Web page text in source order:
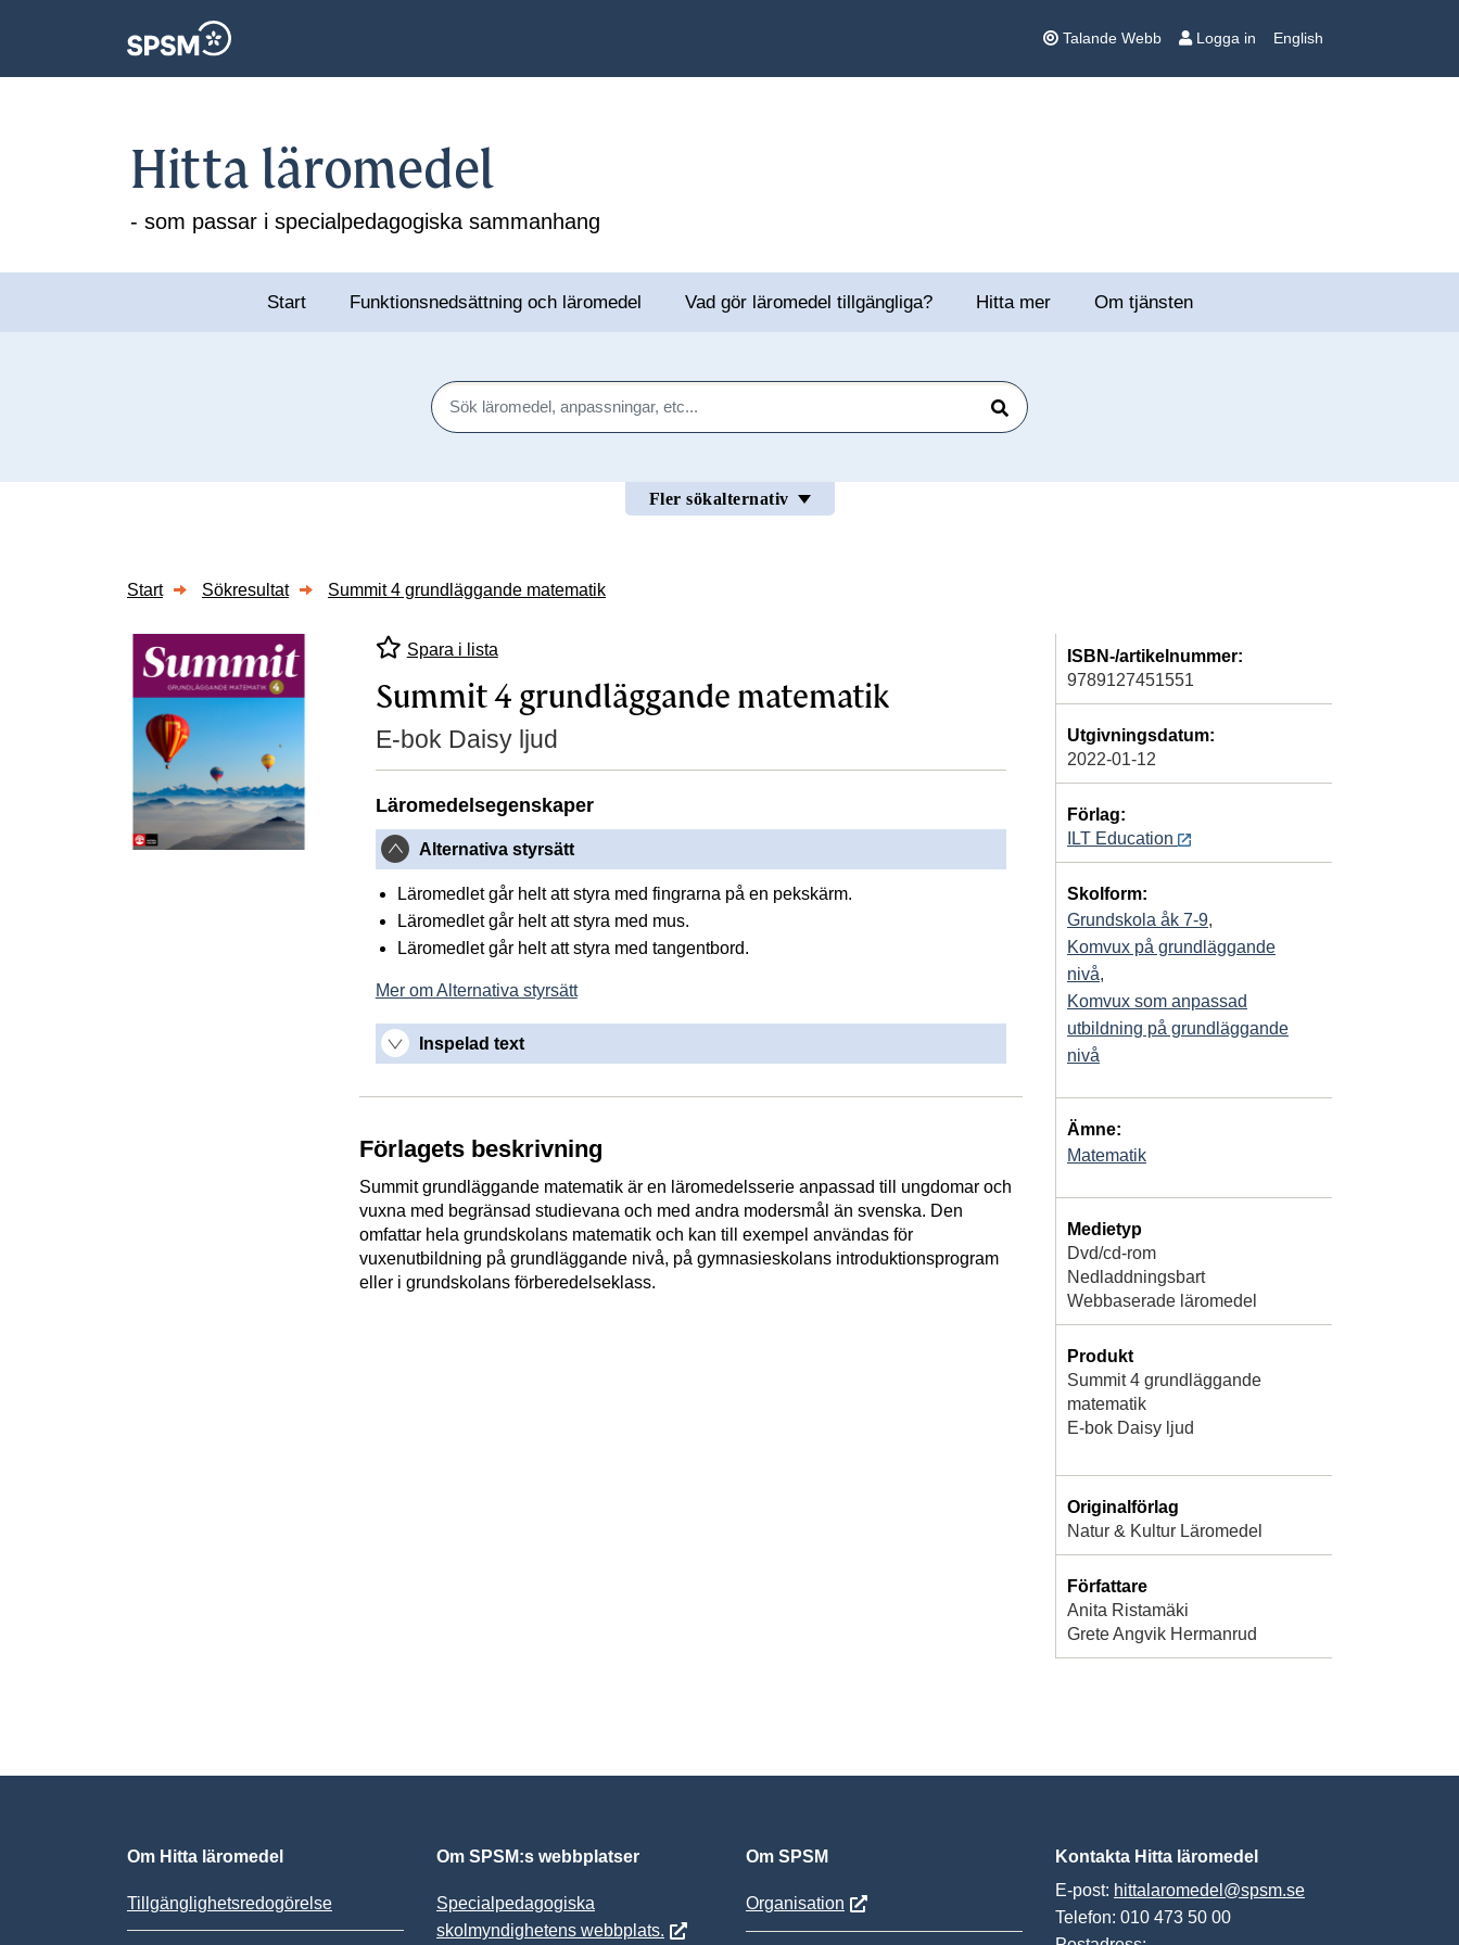
Talande Webb Logga in English
Hitta läromedel
- som passar i specialpedagogiska sammanhang
Start Funktionsnedsättning och läromedel Vad gör läromedel tillgängliga? Hitta mer Om tjänsten
Sök
Sök
Fler sökalternativ
Start Sökresultat Summit 4 grundläggande matematik
Spara i lista
Summit 4 grundläggande matematik
E-bok Daisy ljud
Läromedelsegenskaper
Alternativa styrsätt
Läromedlet går helt att styra med fingrarna på en pekskärm.
Läromedlet går helt att styra med mus.
Läromedlet går helt att styra med tangentbord.
Mer om Alternativa styrsätt
Inspelad text
Förlagets beskrivning
Summit grundläggande matematik är en läromedelsserie anpassad till ungdomar och
vuxna med begränsad studievana och med andra modersmål än svenska. Den
omfattar hela grundskolans matematik och kan till exempel användas för
vuxenutbildning på grundläggande nivå, på gymnasieskolans introduktionsprogram
eller i grundskolans förberedelseklass.
ISBN-/artikelnummer:
9789127451551
Utgivningsdatum:
2022-01-12
Förlag:
ILT Education
Skolform:
Grundskola åk 7-9,
Komvux på grundläggande
nivå,
Komvux som anpassad
utbildning på grundläggande
nivå
Ämne:
Matematik
Medietyp
Dvd/cd-rom
Nedladdningsbart
Webbaserade läromedel
Produkt
Summit 4 grundläggande
matematik
E-bok Daisy ljud
Originalförlag
Natur & Kultur Läromedel
Författare
Anita Ristamäki
Grete Angvik Hermanrud
Om Hitta läromedel
Tillgänglighetsredogörelse
Om SPSM:s webbplatser
Specialpedagogiska
skolmyndighetens webbplats.
Om SPSM
Organisation
Kontakta Hitta läromedel
E-post: hittalaromedel@spsm.se
Telefon: 010 473 50 00